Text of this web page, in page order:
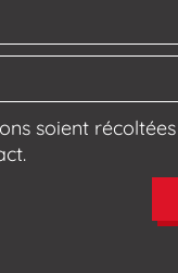
soient récoltées